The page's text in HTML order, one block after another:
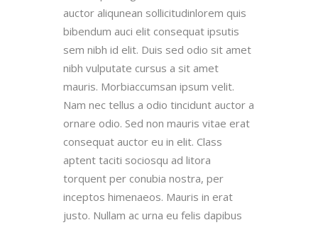
auctor aliqunean sollicitudinlorem quis
bibendum auci elit consequat ipsutis
sem nibh id elit. Duis sed odio sit amet
nibh vulputate cursus a sit amet
mauris. Morbiaccumsan ipsum velit.
Nam nec tellus a odio tincidunt auctor a
ornare odio. Sed non mauris vitae erat
consequat auctor eu in elit. Class
aptent taciti sociosqu ad litora
torquent per conubia nostra, per
inceptos himenaeos. Mauris in erat
justo. Nullam ac urna eu felis dapibus